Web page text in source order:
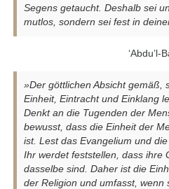
Segens getaucht. Deshalb sei
mutlos, sondern sei fest in
‘Abdu’l-
»Der göttlichen Absicht gemäß,
Einheit, Eintracht und Einklang
Denkt an die Tugenden der
bewusst, dass die Einheit der
ist. Lest das Evangelium und
Ihr werdet feststellen, dass ihre
dasselbe sind. Daher ist die
der Religion und umfasst, wenn